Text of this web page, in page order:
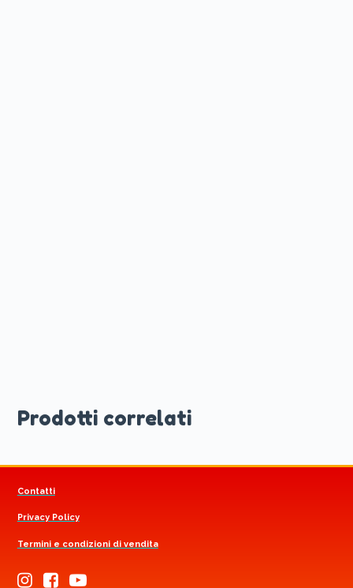
Prodotti correlati
Contatti
Privacy Policy
Termini e condizioni di vendita